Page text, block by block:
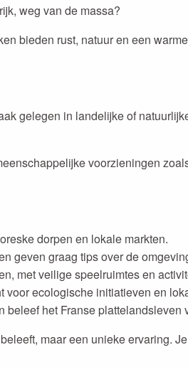
weg van de massa?
bieden rust, natuur en een
gelegen in landelijke of
voorzieningen
dorpen en lokale markten.
geven graag tips over de
met veilige speelruimtes en
voor ecologische initiatieven en
het Franse plattelandsleven
maar een unieke ervaring.